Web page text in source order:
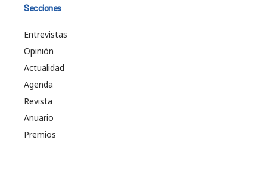
Secciones
Entrevistas
Opinión
Actualidad
Agenda
Revista
Anuario
Premios